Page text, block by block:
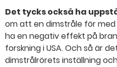
Det tycks också ha
om att en dimstråle för
ha en negativ effekt på
forskning i USA. Och så är
dimstrålrörets inställning